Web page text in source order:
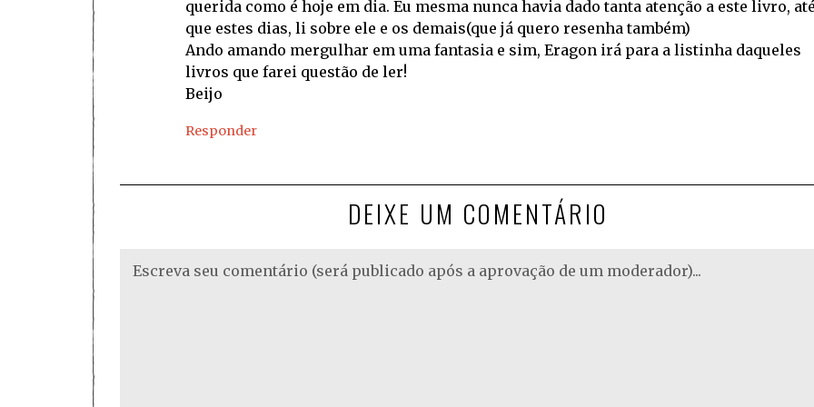
querida como é hoje em dia. Eu mesma nunca havia dado tanta atenção a este livro,
que estes dias, li sobre ele e os demais(que já quero resenha também)
Ando amando mergulhar em uma fantasia e sim, Eragon irá para a listinha daqueles
livros que farei questão de ler!
Beijo
Responder
DEIXE UM COMENTÁRIO